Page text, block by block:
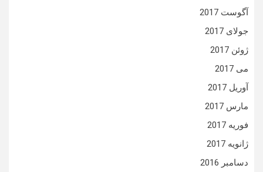
آگوست 2017
جولای 2017
ژوئن 2017
می 2017
آوریل 2017
مارس 2017
فوریه 2017
ژانویه 2017
دسامبر 2016